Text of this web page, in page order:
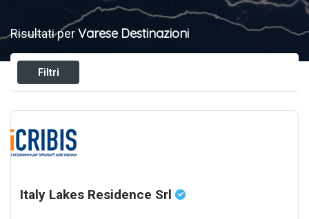
Risultati perVarese Destinazioni
Filtri
Italy Lakes Residence Srl